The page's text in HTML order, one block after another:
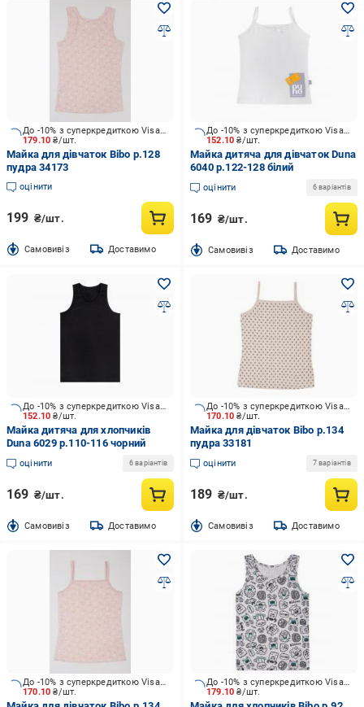
179.10₴/шт.
До -10% з суперкредиткою Visa Вигода
Майка для дівчаток Bibo р.128
пудра 34173
оцінити
199 ₴/шт.
Cамовивіз Доставимо
152.10₴/шт.
До -10% з суперкредиткою Visa Вигода
Майка дитяча для дівчаток Duna
6040 р.122-128 білий
оцінити 6 варіантів
169 ₴/шт.
Cамовивіз Доставимо
152.10₴/шт.
До -10% з суперкредиткою Visa Вигода
Майка дитяча для хлопчиків
Duna 6029 р.110-116 чорний
оцінити 6 варіантів
169 ₴/шт.
Cамовивіз Доставимо
170.10₴/шт.
До -10% з суперкредиткою Visa Вигода
Майка для дівчаток Bibo р.134
пудра 33181
оцінити 7 варіантів
189 ₴/шт.
Cамовивіз Доставимо
170.10₴/шт.
До -10% з суперкредиткою Visa Вигода
179.10₴/шт.
До -10% з суперкредиткою Visa Вигода